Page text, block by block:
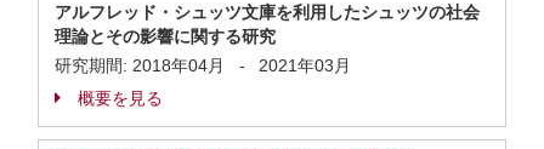
アルフレッド・シュッツ文庫を利用したシュッツの社会
理論とその影響に関する研究
研究期間: 2018年04月 -
2021年03月
概要を見る